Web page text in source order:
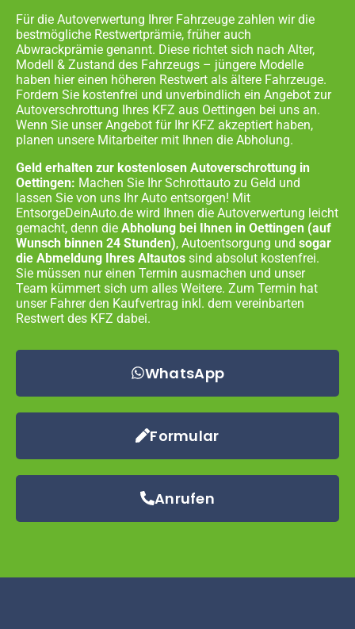
Für die Autoverwertung Ihrer Fahrzeuge zahlen wir die
bestmögliche Restwertprämie, früher auch
Abwrackprämie genannt. Diese richtet sich nach Alter,
Modell & Zustand des Fahrzeugs – jüngere Modelle
haben hier einen höheren Restwert als ältere Fahrzeuge.
Fordern Sie kostenfrei und unverbindlich ein Angebot zur
Autoverschrottung Ihres KFZ aus Oettingen bei uns an.
Wenn Sie unser Angebot für Ihr KFZ akzeptiert haben,
planen unsere Mitarbeiter mit Ihnen die Abholung.
Geld erhalten zur kostenlosen Autoverschrottung in
Oettingen: Machen Sie Ihr Schrottauto zu Geld und
lassen Sie von uns Ihr Auto entsorgen! Mit
EntsorgeDeinAuto.de wird Ihnen die Autoverwertung leicht
gemacht, denn die Abholung bei Ihnen in Oettingen (auf
Wunsch binnen 24 Stunden), Autoentsorgung und sogar
die Abmeldung Ihres Altautos sind absolut kostenfrei.
Sie müssen nur einen Termin ausmachen und unser
Team kümmert sich um alles Weitere. Zum Termin hat
unser Fahrer den Kaufvertrag inkl. dem vereinbarten
Restwert des KFZ dabei.
WhatsApp
Formular
Anrufen